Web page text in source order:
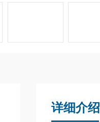
详细介绍